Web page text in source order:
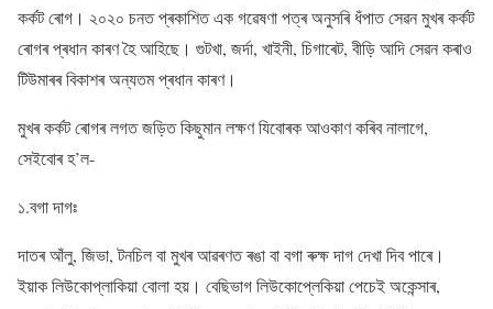
কৰ্কট ৰোগ। ২০২০ চনত প্ৰকাশিত এক গৱেষণা পত্ৰ অনুসৰি ধঁপাত সেৱন মুখৰ কৰ্কট
ৰোগৰ প্ৰধান কাৰণ হৈ আহিছে। গুটখা, জৰ্দা, খাইনী, চিগাৰেট, বীড়ি আদি সেৱন কৰাও
টিউমাৰৰ বিকাশৰ অন্যতম প্ৰধান কাৰণ।
মুখৰ কৰ্কট ৰোগৰ লগত জড়িত কিছুমান লক্ষণ যিবোৰক আওকাণ কৰিব নালাগে,
সেইবোৰ হ’ল-
১.বগা দাগঃ
দাতৰ আঁলু, জিভা, টনচিল বা মুখৰ আৱৰণত ৰঙা বা বগা ৰুক্ষ দাগ দেখা দিব পাৰে।
ইয়াক লিউকোপ্লাকিয়া বোলা হয়। বেছিভাগ লিউকোপ্লেকিয়া পেচেই অকেন্সাৰ,